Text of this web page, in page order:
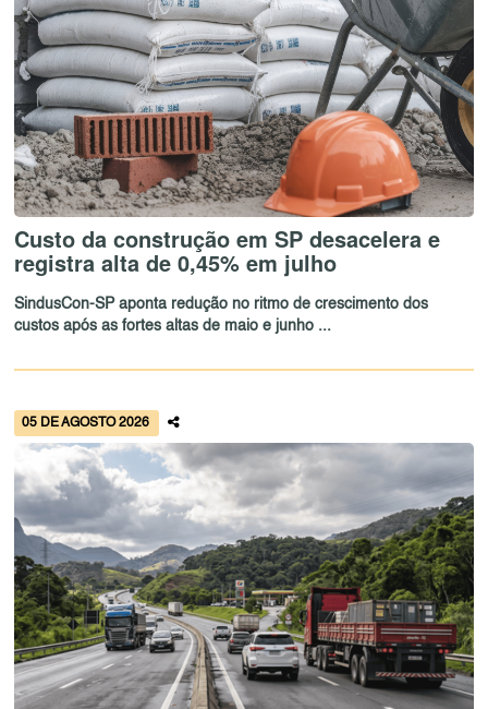
Custo da construção em SP desacelera e
registra alta de 0,45% em julho
SindusCon-SP aponta redução no ritmo de crescimento dos
custos após as fortes altas de maio e junho ...
05 DE AGOSTO 2026